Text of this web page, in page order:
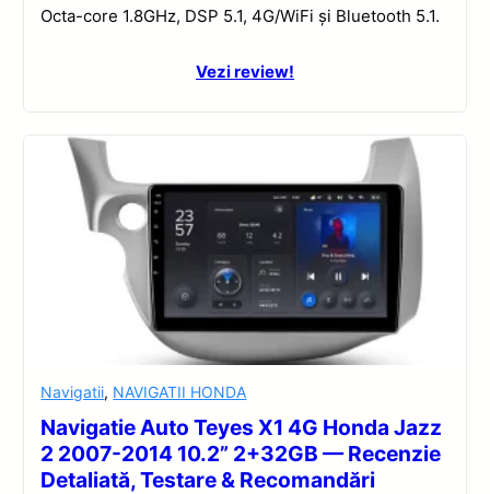
Octa-core 1.8GHz, DSP 5.1, 4G/WiFi și Bluetooth 5.1.
Vezi review!
Navigatii, NAVIGATII HONDA
Navigatie Auto Teyes X1 4G Honda Jazz
2 2007-2014 10.2” 2+32GB — Recenzie
Detaliată, Testare & Recomandări